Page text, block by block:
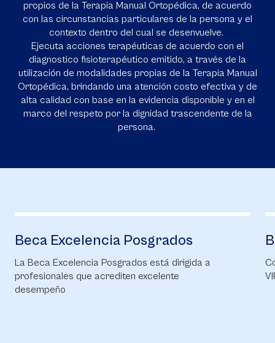
propios de la Terapia Manual Ortopédica, de acuerdo
con las circunstancias particulares de la persona y el
contexto dentro del cual se desenvuelve.
Ejecuta acciones terapéuticas de acuerdo con el
diagnostico fisioterapéutico emitido, a través de la
utilización de modalidades propias de la Terapia Manual
Ortopédica, brindando una atención costo efectiva y de
alta calidad con base en la evidencia disponible y en el
marco del respeto por la dignidad trascendente de la
persona.
a
Bienestar posgrados
Con un enfoque centrado en el estudiante BEE
VIRTUAL